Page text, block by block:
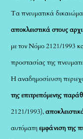
Τα πνευματικά
αποκλειστικά στους
με τον Νόμο 2121/1993
προστασίας της
Η αναδημοσίευση
της επιτρεπόμενης
2121/1993),
αυτόματηεμφάνιση της